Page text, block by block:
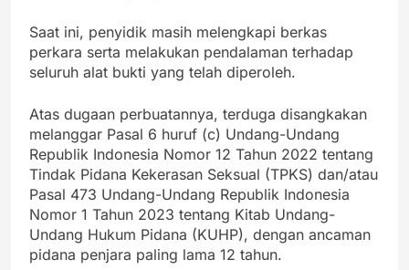
Saat ini, penyidik masih melengkapi berkas
perkara serta melakukan pendalaman terhadap
seluruh alat bukti yang telah diperoleh.
Atas dugaan perbuatannya, terduga disangkakan
melanggar Pasal 6 huruf (c) Undang-Undang
Republik Indonesia Nomor 12 Tahun 2022 tentang
Tindak Pidana Kekerasan Seksual (TPKS) dan/atau
Pasal 473 Undang-Undang Republik Indonesia
Nomor 1 Tahun 2023 tentang Kitab Undang-
Undang Hukum Pidana (KUHP), dengan ancaman
pidana penjara paling lama 12 tahun.